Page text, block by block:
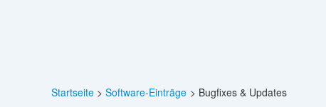
Startseite Software-Einträge Bugfixes & Updates